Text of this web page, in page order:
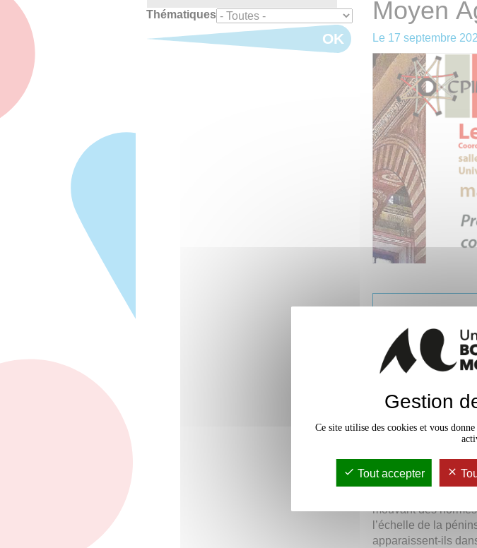
Moyen
Le 17 septembre
SEMINAIRE
Roxane CHILÀ MCF
Ausonius,
Cette intervention
cours royales
siècle, où les pages
dans les comptes
de l’hôtel royal. Ce
mouvant des
l’échelle de la
apparaissent-ils
Thématiques
OK
Gestion
Ce site utilise des cookies et vous
Tout accepter